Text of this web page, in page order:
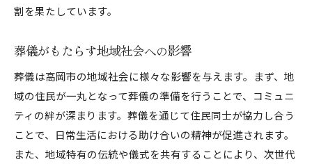
割を果たしています。
葬儀がもたらす地域社会への影響
葬儀は高岡市の地域社会に様々な影響を与えます。まず、地
域の住民が一丸となって葬儀の準備を行うことで、コミュニ
ティの絆が深まります。葬儀を通じて住民同士が協力し合う
ことで、日常生活における助け合いの精神が促進されます。
また、地域特有の伝統や儀式を共有することにより、次世代